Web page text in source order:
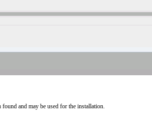
and may be used for the installation.